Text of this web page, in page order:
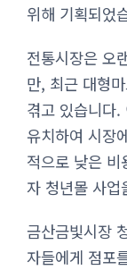
위해 기획되었
전통시장은 오
만, 최근 대형
겪고 있습니다
유치하여 시장
적으로 낮은
자 청년몰 사업
금산금빛시장
자들에게 점포